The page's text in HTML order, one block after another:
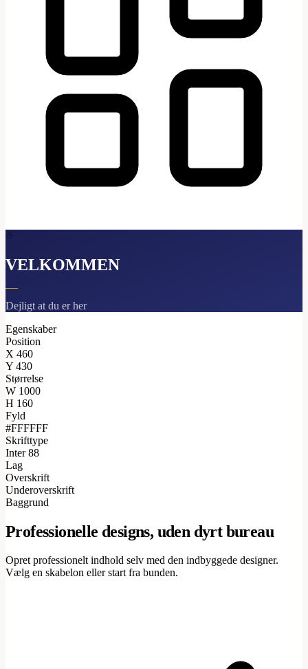
VELKOMMEN
Dejligt at du er her
Egenskaber
Position
X 460
Y 430
Størrelse
W 1000
H 160
Fyld
#FFFFFF
Skrifttype
Inter 88
Lag
Overskrift
Underoverskrift
Baggrund
Professionelle designs, uden dyrt bureau
Opret professionelt indhold selv med den indbyggede designer.
Vælg en skabelon eller start fra bunden.